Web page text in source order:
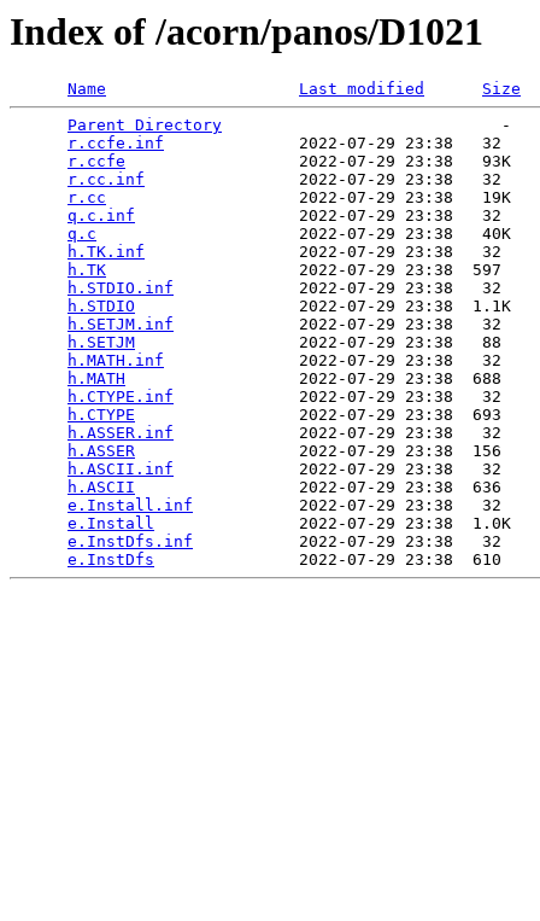
Index of /acorn/panos/D1021
Name Last modified
Size
Parent Directory
                             -
r.ccfe.inf
              2022-07-29 23:38   32
r.ccfe
                  2022-07-29 23:38   93K
r.cc.inf
                2022-07-29 23:38   32
r.cc
                    2022-07-29 23:38   19K
q.c.inf
                 2022-07-29 23:38   32
q.c
                     2022-07-29 23:38   40K
h.TK.inf
                2022-07-29 23:38   32
h.TK
                    2022-07-29 23:38  597
h.STDIO.inf
             2022-07-29 23:38   32
h.STDIO
                 2022-07-29 23:38  1.1K
h.SETJM.inf
             2022-07-29 23:38   32
h.SETJM
                 2022-07-29 23:38   88
h.MATH.inf
              2022-07-29 23:38   32
h.MATH
                  2022-07-29 23:38  688
h.CTYPE.inf
             2022-07-29 23:38   32
h.CTYPE
                 2022-07-29 23:38  693
h.ASSER.inf
             2022-07-29 23:38   32
h.ASSER
                 2022-07-29 23:38  156
h.ASCII.inf
             2022-07-29 23:38   32
h.ASCII
                 2022-07-29 23:38  636
e.Install.inf
           2022-07-29 23:38   32
e.Install
               2022-07-29 23:38  1.0K
e.InstDfs.inf
           2022-07-29 23:38   32
e.InstDfs